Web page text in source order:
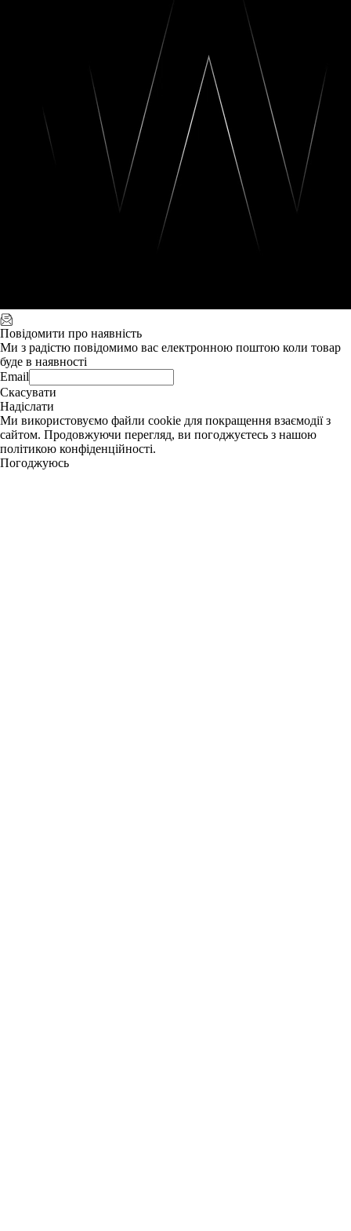
Повідомити про наявність
Ми з радістю повідомимо вас електронною поштою коли товар
буде в наявності
Email
Скасувати
Надіслати
Ми використовуємо файли cookie для покращення взаємодії з
сайтом. Продовжуючи перегляд, ви погоджуєтесь з нашою
політикою конфіденційності.
Погоджуюсь